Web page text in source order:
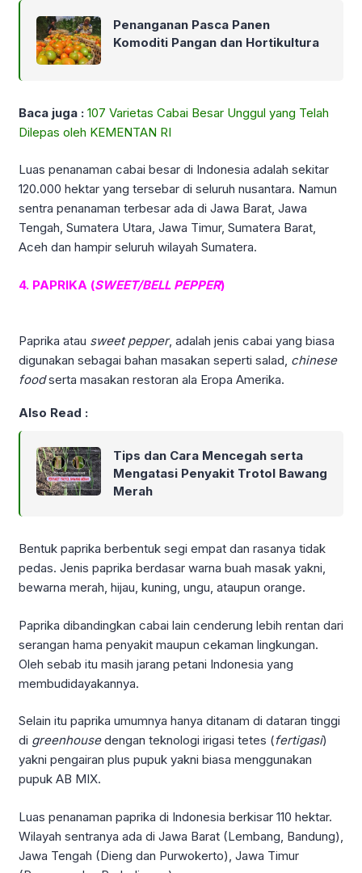
Penanganan Pasca Panen
Komoditi Pangan dan Hortikultura
Baca juga : 107 Varietas Cabai Besar Unggul yang Telah
Dilepas oleh KEMENTAN RI
Luas penanaman cabai besar di Indonesia adalah sekitar
120.000 hektar yang tersebar di seluruh nusantara. Namun
sentra penanaman terbesar ada di Jawa Barat, Jawa
Tengah, Sumatera Utara, Jawa Timur, Sumatera Barat,
Aceh dan hampir seluruh wilayah Sumatera.
4. PAPRIKA (SWEET/BELL PEPPER)
Paprika atau sweet pepper, adalah jenis cabai yang biasa
digunakan sebagai bahan masakan seperti salad, chinese
foodserta masakan restoran ala Eropa Amerika.
Also Read :
Tips dan Cara Mencegah serta
Mengatasi Penyakit Trotol Bawang
Merah
Bentuk paprika berbentuk segi empat dan rasanya tidak
pedas. Jenis paprika berdasar warna buah masak yakni,
bewarna merah, hijau, kuning, ungu, ataupun orange.
Paprika dibandingkan cabai lain cenderung lebih rentan dari
serangan hama penyakit maupun cekaman lingkungan.
Oleh sebab itu masih jarang petani Indonesia yang
membudidayakannya.
Selain itu paprika umumnya hanya ditanam di dataran tinggi
di greenhousedengan teknologi irigasi tetes (fertigasi)
yakni pengairan plus pupuk yakni biasa menggunakan
pupuk AB MIX.
Luas penanaman paprika di Indonesia berkisar 110 hektar.
Wilayah sentranya ada di Jawa Barat (Lembang, Bandung),
Jawa Tengah (Dieng dan Purwokerto), Jawa Timur